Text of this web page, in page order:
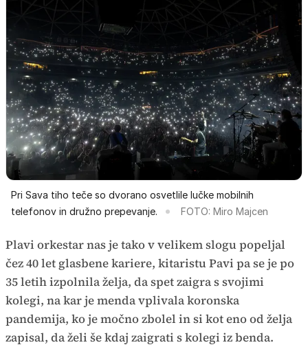
Pri Sava tiho teče so dvorano osvetlile lučke mobilnih
telefonov in družno prepevanje.
FOTO: Miro Majcen
Plavi orkestar nas je tako v velikem slogu popeljal
čez 40 let glasbene kariere, kitaristu Pavi pa se je po
35 letih izpolnila želja, da spet zaigra s svojimi
kolegi, na kar je menda vplivala koronska
pandemija, ko je močno zbolel in si kot eno od želja
zapisal, da želi še kdaj zaigrati s kolegi iz benda.